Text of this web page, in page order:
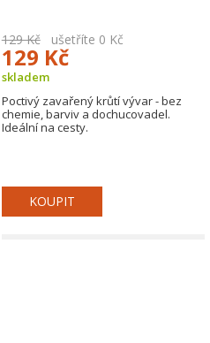
129 Kčušetříte 0 Kč
129 Kč
skladem
Poctivý zavařený krůtí vývar - bez
chemie, barviv a dochucovadel.
Ideální na cesty.
KOUPIT